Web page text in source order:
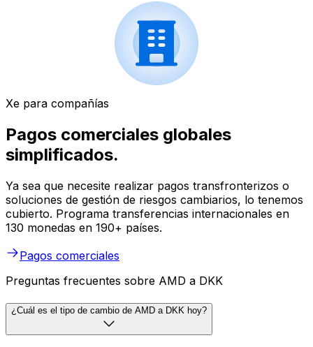
Xe para compañías
Pagos comerciales globales
simplificados.
Ya sea que necesite realizar pagos transfronterizos o
soluciones de gestión de riesgos cambiarios, lo tenemos
cubierto. Programa transferencias internacionales en
130 monedas en 190+ países.
Pagos comerciales
Preguntas frecuentes sobre AMD a DKK
¿Cuál es el tipo de cambio de AMD a DKK hoy?